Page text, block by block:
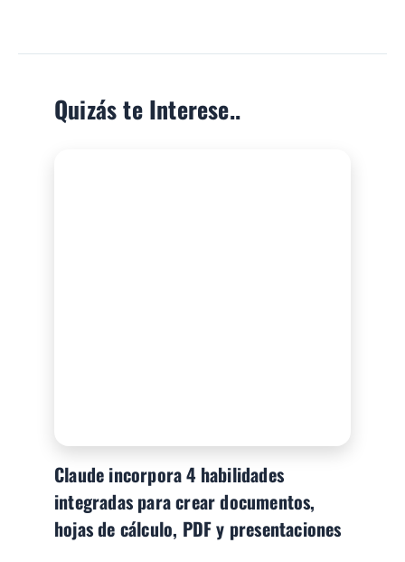
Quizás te Interese..
Claude incorpora 4 habilidades
integradas para crear documentos,
hojas de cálculo, PDF y presentaciones